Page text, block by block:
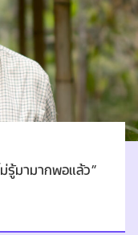
ม่รู้มามากพอแล้ว”